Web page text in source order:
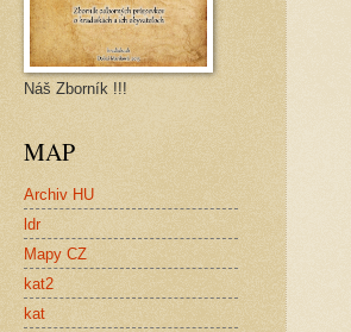
Náš Zborník !!!
MAP
Archiv HU
ldr
Mapy CZ
kat2
kat